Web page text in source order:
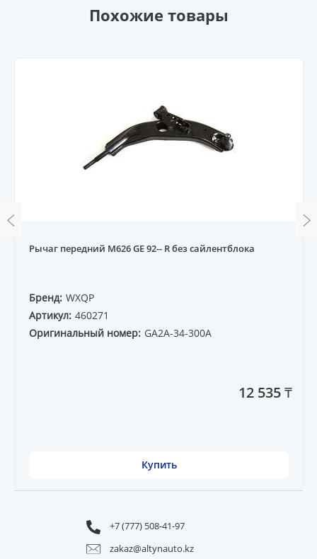
Похожие товары
Рычаг передний M626 GE 92-- R без сайлентблока
Бренд: WXQP
Артикул: 460271
Оригинальный номер: GA2A-34-300A
12 535 ₸
Купить
+7 (777) 508-41-97
zakaz@altynauto.kz